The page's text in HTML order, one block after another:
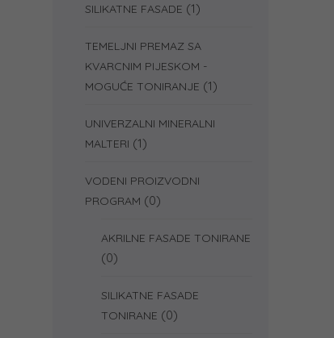
SILIKATNE FASADE (1)
TEMELJNI PREMAZ SA
KVARCNIM PIJESKOM -
MOGUĆE TONIRANJE (1)
UNIVERZALNI MINERALNI
MALTERI (1)
VODENI PROIZVODNI
PROGRAM (0)
AKRILNE FASADE TONIRANE
(0)
SILIKATNE FASADE
TONIRANE (0)